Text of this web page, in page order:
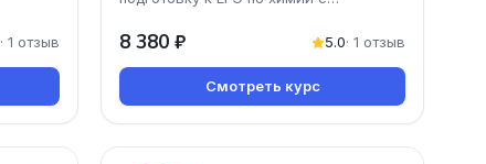
· 1 отзыв
Татьяной Граевой! Этот онлайн-курс
8 380 ₽ 5.0· 1 отзыв
Смотреть курс